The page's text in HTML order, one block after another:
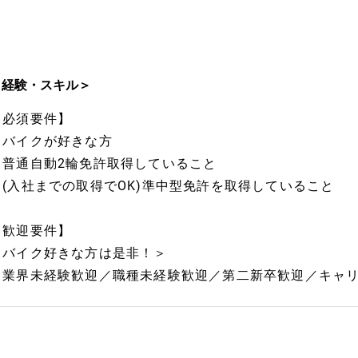
験・スキル＞
須要件】
イクが好きな方
通自動2輪免許取得していること
入社までの取得でOK)準中型免許を取得していること
迎要件】
イク好きな方は是非！＞
界未経験歓迎／職種未経験歓迎／第二新卒歓迎／キャ